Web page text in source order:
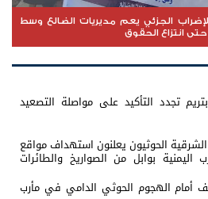
الجزئي يعم مديريات الضالع وسط
انتزاع الحقوق
تجدد التأكيد على مواصلة التصعيد
الحوثيون يعلنون استهداف مواقع
بوابل من الصواريخ والطائرات
أمام الهجوم الحوثي الدامي في مأرب